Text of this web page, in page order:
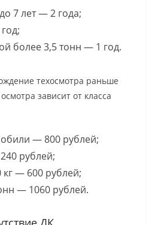
7 лет — 2 года;
более 3,5 тонн — 1 год.
техосмотра раньше
зависит от класса
— 800 рублей;
рублей;
— 600 рублей;
— 1060 рублей.